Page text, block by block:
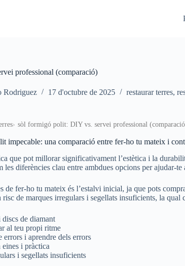
professional (comparació)
Rodriguez 17 d'octubre de 2025 restaurar terres,
sòl formigó polit: DIY vs. servei professional
impecable: una comparació entre fer-ho tu mateix i
que pot millorar significativament l’estètica i la
les diferències clau entre ambdues opcions per ajudar-
de fer-ho tu mateix és l’estalvi inicial, ja que pots
de marques irregulars i segellats insuficients, la
de diamant
al teu propi ritme
errors i aprendre dels errors
i pràctica
i segellats insuficients